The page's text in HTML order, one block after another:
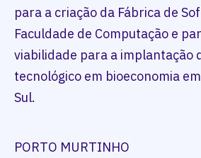
para a criação da Fábrica de
Faculdade de Computação e
viabilidade para a implantação
tecnológico em bioeconomia
Sul.
PORTO MURTINHO